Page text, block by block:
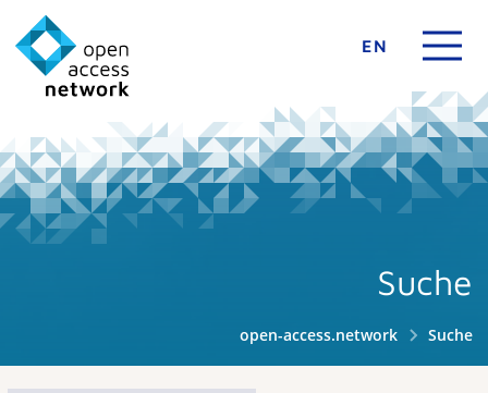
EN
Suche
open-access.network Suche